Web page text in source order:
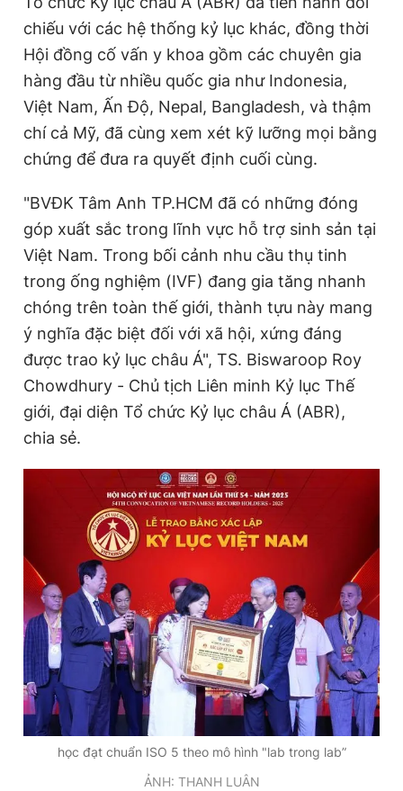
chiếu với các hệ thống kỷ lục khác, đồng thời
Hội đồng cố vấn y khoa gồm các chuyên gia
hàng đầu từ nhiều quốc gia như Indonesia,
Việt Nam, Ấn Độ, Nepal, Bangladesh, và thậm
chí cả Mỹ, đã cùng xem xét kỹ lưỡng mọi bằng
chứng để đưa ra quyết định cuối cùng.
"BVĐK Tâm Anh TP.HCM đã có những đóng
góp xuất sắc trong lĩnh vực hỗ trợ sinh sản tại
Việt Nam. Trong bối cảnh nhu cầu thụ tinh
trong ống nghiệm (IVF) đang gia tăng nhanh
chóng trên toàn thế giới, thành tựu này mang
ý nghĩa đặc biệt đối với xã hội, xứng đáng
được trao kỷ lục châu Á", TS. Biswaroop Roy
Chowdhury - Chủ tịch Liên minh Kỷ lục Thế
giới, đại diện Tổ chức Kỷ lục châu Á (ABR),
chia sẻ.
học đạt chuẩn ISO 5 theo mô hình "lab trong lab”
ẢNH: THANH LUÂN